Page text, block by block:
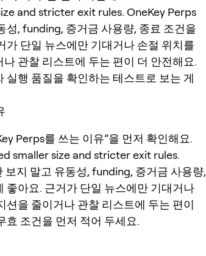
and stricter exit rules. OneKey Perps
성, funding, 증거금 사용량, 종료 조건을
가 단일 뉴스에만 기대거나 손절 위치를
관찰 리스트에 두는 편이 더 안전해요.
실행 품질을 확인하는 테스트로 보는 게
Perps를 쓰는 이유”을 먼저 확인해요.
smaller size and stricter exit rules.
지 말고 유동성, funding, 증거금 사용량,
좋아요. 근거가 단일 뉴스에만 기대거나
션을 줄이거나 관찰 리스트에 두는 편이
효 조건을 먼저 적어 두세요.